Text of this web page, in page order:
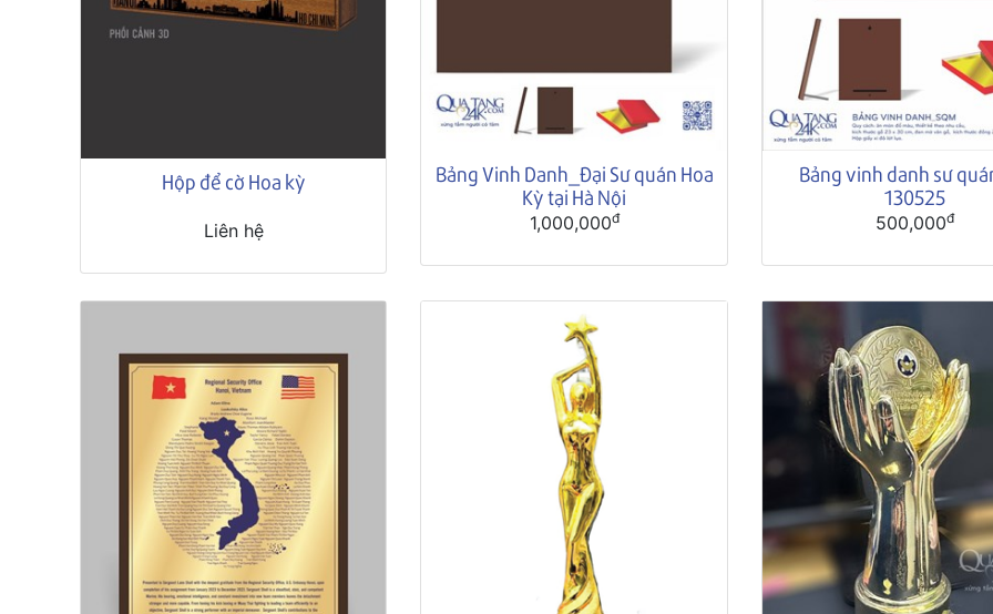
Hộp để cờ Hoa kỳ
Liên hệ
Bảng Vinh Danh_Đại Sư quán Hoa
Kỳ tại Hà Nội
1,000,000đ
Bảng vinh danh sư
130525
500,000đ